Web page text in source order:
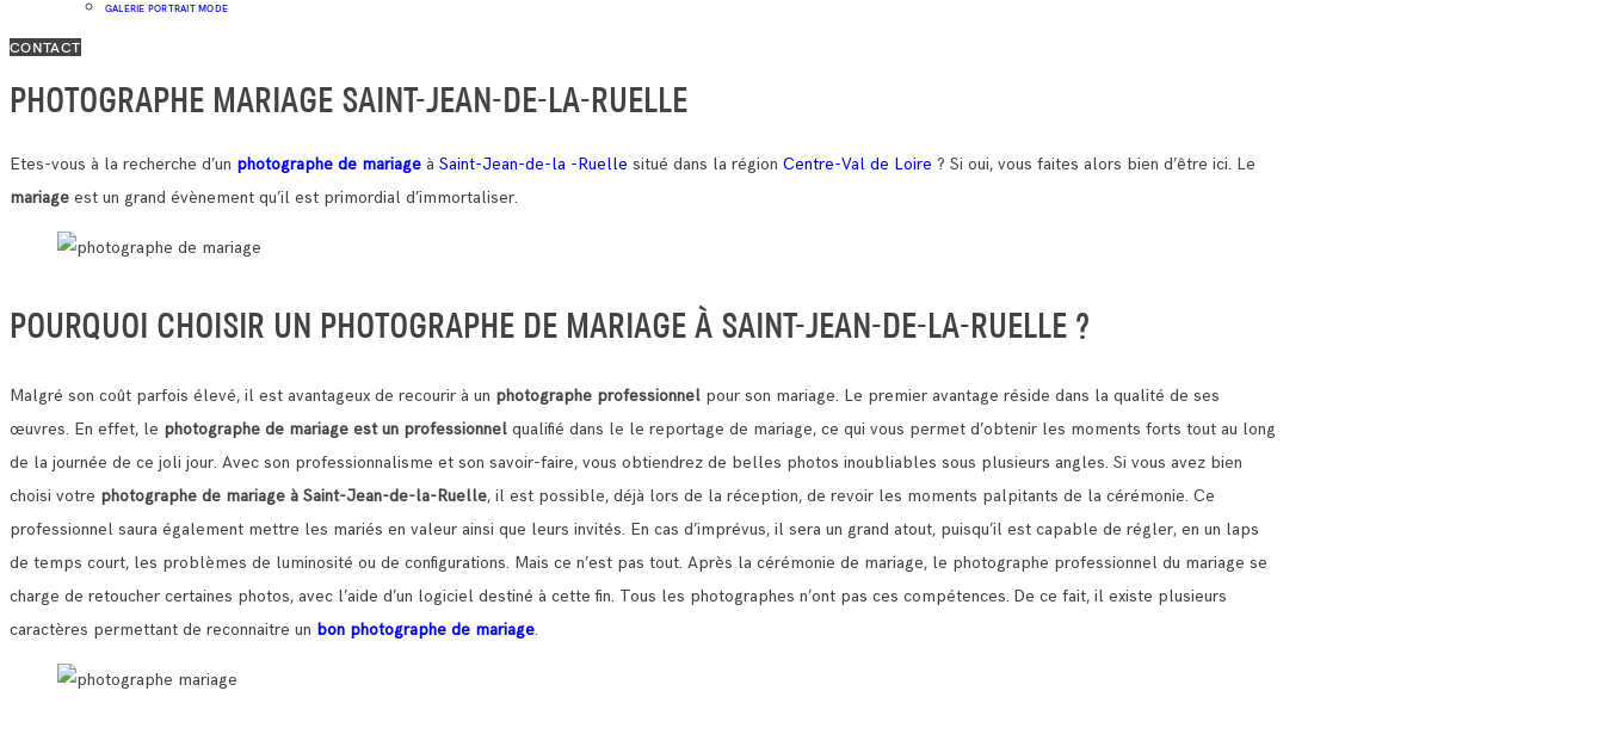
GALERIE PORTRAIT MODE
CONTACT
PHOTOGRAPHE MARIAGE SAINT-JEAN-DE-LA-RUELLE
Etes-vous à la recherche d’un photographe de mariage à Saint-Jean-de-la -Ruelle situé dans la région Centre-Val de Loire ? Si oui, vous faites alors bien d’être ici. Le
mariage est un grand évènement qu’il est primordial d’immortaliser.
POURQUOI CHOISIR UN PHOTOGRAPHE DE MARIAGE À SAINT-JEAN-DE-LA-RUELLE ?
Malgré son coût parfois élevé, il est avantageux de recourir à un photographe professionnel pour son mariage. Le premier avantage réside dans la qualité de ses
œuvres. En effet, le photographe de mariage est un professionnel qualifié dans le le reportage de mariage, ce qui vous permet d’obtenir les moments forts tout au long
de la journée de ce joli jour. Avec son professionnalisme et son savoir-faire, vous obtiendrez de belles photos inoubliables sous plusieurs angles. Si vous avez bien
choisi votre photographe de mariage à Saint-Jean-de-la-Ruelle, il est possible, déjà lors de la réception, de revoir les moments palpitants de la cérémonie. Ce
professionnel saura également mettre les mariés en valeur ainsi que leurs invités. En cas d’imprévus, il sera un grand atout, puisqu’il est capable de régler, en un laps
de temps court, les problèmes de luminosité ou de configurations. Mais ce n’est pas tout. Après la cérémonie de mariage, le photographe professionnel du mariage se
charge de retoucher certaines photos, avec l’aide d’un logiciel destiné à cette fin. Tous les photographes n’ont pas ces compétences. De ce fait, il existe plusieurs
caractères permettant de reconnaitre un bon photographe de mariage.